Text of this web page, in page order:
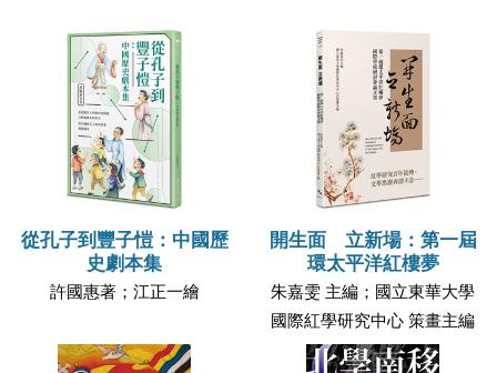
從孔子到豐子愷：中國歷
史劇本集
許國惠著；江正一繪
開生面 立新場：第一屆
環太平洋紅樓夢
朱嘉雯 主編；國立東華大學
國際紅學研究中心 策畫主編